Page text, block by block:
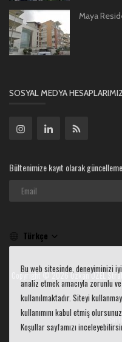
Maya
SOSYAL MEDYA
Bültenimize kayıt olarak
Türkçe
Copyright © 2026 Özkan ÖZEL
Bu web sitesinde, deneyiminizi
analiz etmek amacıyla zorunlu
kullanılmaktadır. Siteyi
kullanımını kabul etmiş
Koşullar sayfamızı